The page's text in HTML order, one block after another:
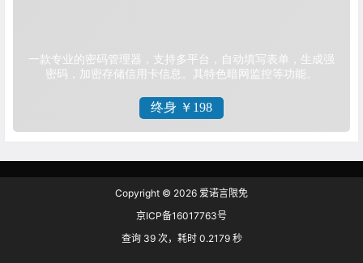
Copyright © 2026 爱诺言限免
京ICP备16017763号
查询 39 次，耗时 0.2179 秒